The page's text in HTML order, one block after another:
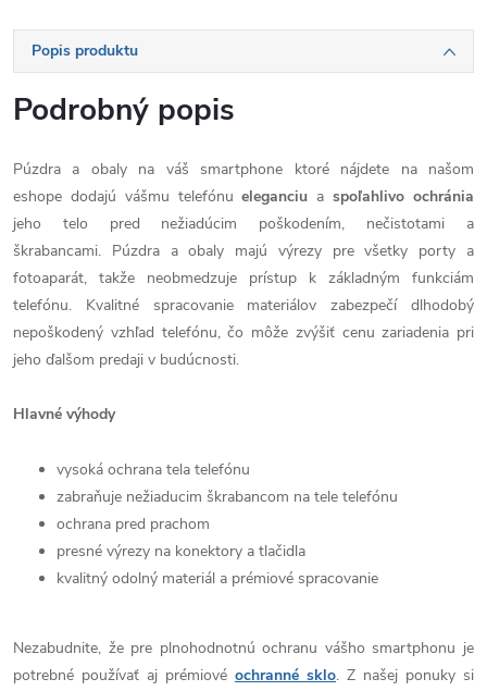
Popis produktu
Podrobný popis
Púzdra a obaly na váš smartphone ktoré nájdete na našom
eshope dodajú vášmu telefónueleganciu aspoľahlivo ochránia
jeho telo pred nežiadúcim poškodením, nečistotami a
škrabancami. Púzdra a obaly majú výrezy pre všetky porty a
fotoaparát, takže neobmedzuje prístup k základným funkciám
telefónu. Kvalitné spracovanie materiálov zabezpečí dlhodobý
nepoškodený vzhľad telefónu, čo môže zvýšiť cenu zariadenia pri
jeho ďalšom predaji v budúcnosti.
Hlavné výhody
vysoká ochrana tela telefónu
zabraňuje nežiaducim škrabancom na tele telefónu
ochrana pred prachom
presné výrezy na konektory a tlačidla
kvalitný odolný materiál a prémiové spracovanie
Nezabudnite, že pre plnohodnotnú ochranu vášho smartphonu je
potrebné používať aj prémiové ochranné sklo. Z našej ponuky si